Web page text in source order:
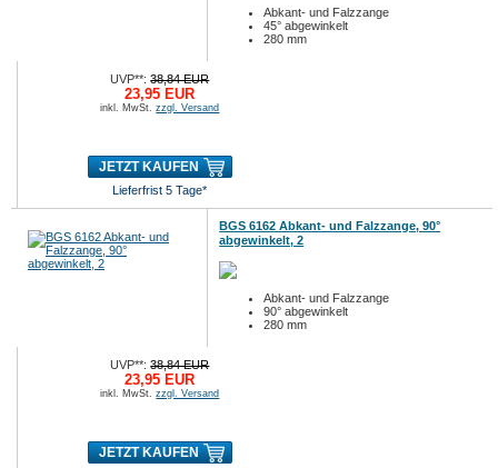
Abkant- und Falzzange
45° abgewinkelt
280 mm
UVP**:38,84 EUR
23,95 EUR
inkl. MwSt.zzgl. Versand
JETZT KAUFEN
Lieferfrist 5 Tage*
BGS 6162 Abkant- und Falzzange, 90°
abgewinkelt, 2
Abkant- und Falzzange
90° abgewinkelt
280 mm
UVP**:38,84 EUR
23,95 EUR
inkl. MwSt.zzgl. Versand
JETZT KAUFEN